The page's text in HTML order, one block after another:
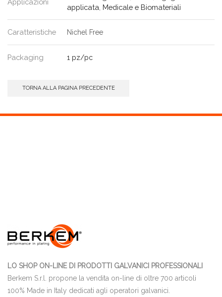
Applicazioni
applicata Medicale e Biomateriali
Caratteristiche Nichel Free
Packaging 1 pz/pc
TORNA ALLA PAGINA PRECEDENTE
LO SHOP ON-LINE DI PRODOTTI GALVANICI PROFESSIONALI
Berkem S.r.l. propone la vendita on-line di oltre 700 articoli
100% Made in Italy dedicati agli operatori galvanici.